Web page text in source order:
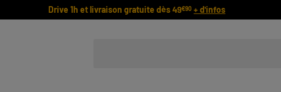
Drive 1h et livraison gratuite dès 49€90 + d'infos